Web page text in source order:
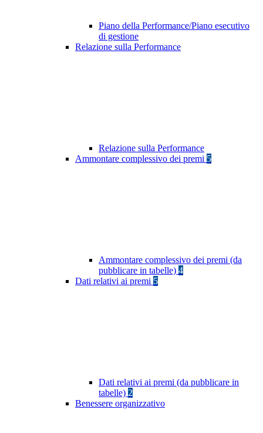
Piano della Performance/Piano esecutivo
di gestione
Relazione sulla Performance
Relazione sulla Performance
Ammontare complessivo dei premi 5
Ammontare complessivo dei premi (da
pubblicare in tabelle) 4
Dati relativi ai premi 5
Dati relativi ai premi (da pubblicare in
tabelle) 2
Benessere organizzativo